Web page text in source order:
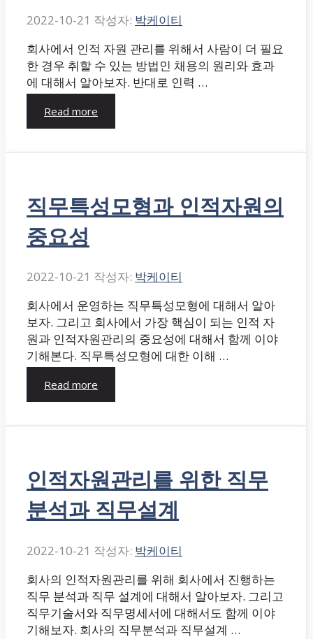
2022-10-21 작성자: 박케이티
회사에서 인적 자원 관리를 위해서 사람이 더 필요
한 경우 취할 수 있는 방법인 채용의 원리와 효과
에 대해서 알아보자. 반대로 인력 …
Read more
직무특성모형과 인적자원의
중요성
2022-10-21 작성자: 박케이티
회사에서 운영하는 직무특성모형에 대해서 알아
보자. 그리고 회사에서 가장 핵심이 되는 인적 자
원과 인적자원관리의 중요성에 대해서 함께 이야
기해본다. 직무특성모형에 대한 이해 …
Read more
인적자원관리를 위한 직무
분석과 직무설계
2022-10-21 작성자: 박케이티
회사의 인적자원관리를 위해 회사에서 진행하는
직무 분석과 직무 설계에 대해서 알아보자. 그리고
직무기술서와 직무명세서에 대해서도 함께 이야
기해보자. 회사의 직무분석과 직무설계 …